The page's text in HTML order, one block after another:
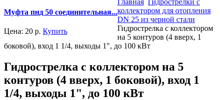
Муфта пнд 50 соединительная...
Цена: 20 р. Купить
Главная Гидрострелки с
коллектором для отопления
DN 25 из черной стали
Гидрострелка с коллектором
на 5 контуров (4 вверх, 1
боковой), вход 1 1/4, выходы 1", до 100 кВт
Гидрострелка с коллектором на 5
контуров (4 вверх, 1 боковой), вход 1
1/4, выходы 1", до 100 кВт